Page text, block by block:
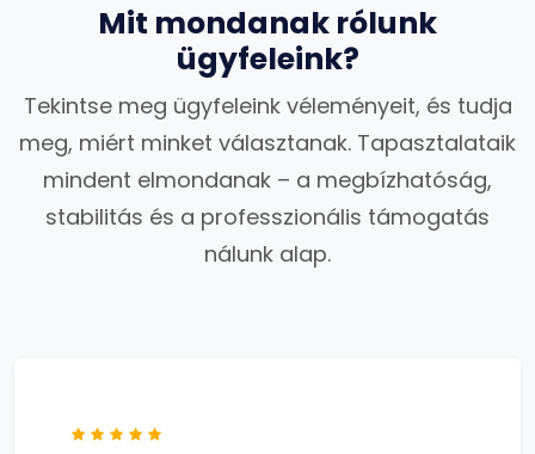
Mit mondanak rólunk
ügyfeleink?
Tekintse meg ügyfeleink véleményeit, és tudja
meg, miért minket választanak. Tapasztalataik
mindent elmondanak – a megbízhatóság,
stabilitás és a professzionális támogatás
nálunk alap.